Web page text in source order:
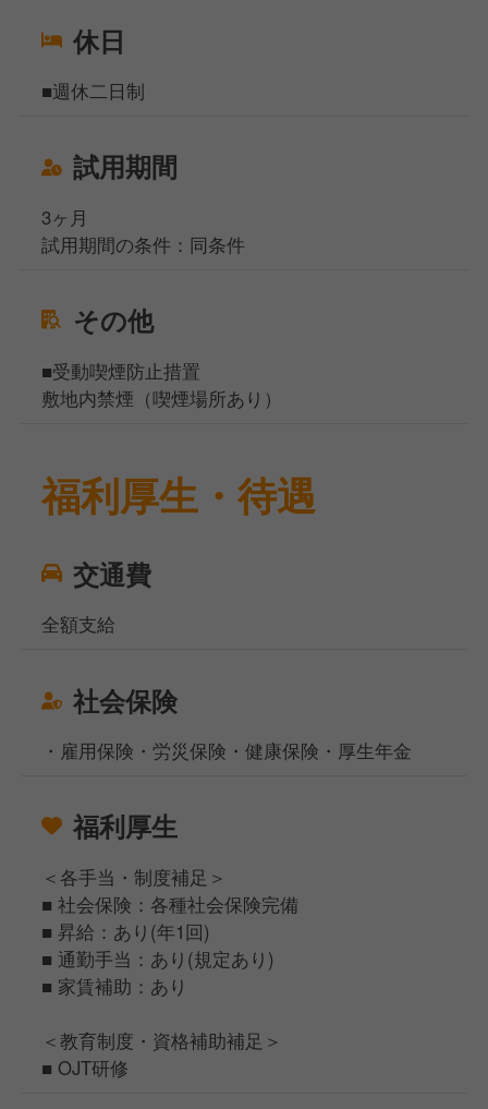
休日
■週休二日制
試用期間
3ヶ月
試用期間の条件：同条件
その他
■受動喫煙防止措置
敷地内禁煙（喫煙場所あり）
福利厚生・待遇
交通費
全額支給
社会保険
・雇用保険・労災保険・健康保険・厚生年金
福利厚生
＜各手当・制度補足＞
■ 社会保険：各種社会保険完備
■ 昇給：あり(年1回)
■ 通勤手当：あり(規定あり)
■ 家賃補助：あり
＜教育制度・資格補助補足＞
■ OJT研修